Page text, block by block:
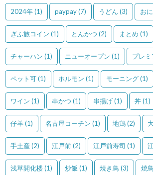
2024年(1) paypay(7) うどん (3) お
ぎふ旅コイン (1) とんかつ (2) まとめ (1)
チャーハン (1) ニューオープン (1) プレ
ペット可(1) ホルモン (1) モーニング(1)
ワイン (1) 串かつ (1) 串揚げ(1) 丼(1)
仔羊(1) 名古屋コーチン (1) 地鶏(2)
手土産 (2) 江戸前(2) 江戸前寿司 (1)
浅草開化楼(1) 炒飯 (1) 焼き鳥 (3) 焼鳥